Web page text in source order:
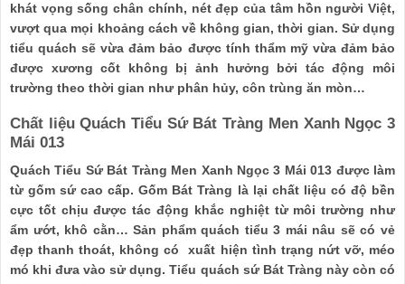
khát vọng sống chân chính, nét đẹp của tâm hồn người Việt,
vượt qua mọi khoảng cách về không gian, thời gian. Sử dụng
tiểu quách sẽ vừa đảm bảo được tính thẩm mỹ vừa đảm bảo
được xương cốt không bị ảnh hưởng bởi tác động môi
trường theo thời gian như phân hủy, côn trùng ăn mòn…
Chất liệu Quách Tiểu Sứ Bát Tràng Men Xanh Ngọc 3
Mái 013
Quách Tiểu Sứ Bát Tràng Men Xanh Ngọc 3 Mái 013 được làm
từ gốm sứ cao cấp. Gốm Bát Tràng là lại chất liệu có độ bền
cực tốt chịu được tác động khắc nghiệt từ môi trường như
ẩm ướt, khô cằn… Sản phẩm quách tiểu 3 mái nâu sẽ có vẻ
đẹp thanh thoát, không có xuất hiện tình trạng nứt vỡ, méo
mó khi đưa vào sử dụng. Tiểu quách sứ Bát Tràng này còn có